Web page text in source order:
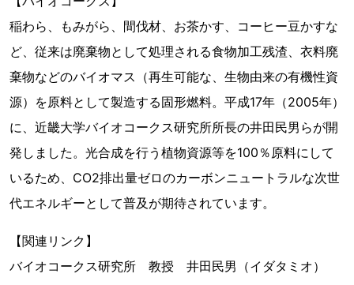
稲わら、もみがら、間伐材、お茶かす、コーヒー豆かすな
ど、従来は廃棄物として処理される食物加工残渣、衣料廃
棄物などのバイオマス（再生可能な、生物由来の有機性資
源）を原料として製造する固形燃料。平成17年（2005年）
に、近畿大学バイオコークス研究所所長の井田民男らが開
発しました。光合成を行う植物資源等を100％原料にして
いるため、CO2排出量ゼロのカーボンニュートラルな次世
代エネルギーとして普及が期待されています。
【関連リンク】
バイオコークス研究所 教授 井田民男（イダタミオ）